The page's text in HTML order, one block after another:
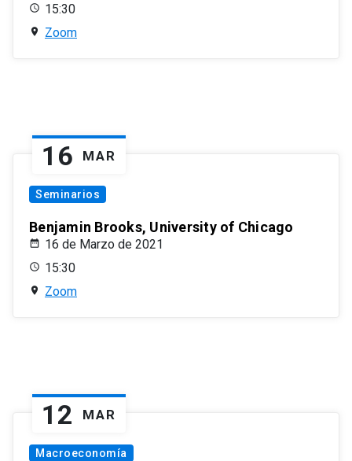
15:30
Zoom
16 MAR
Seminarios
Benjamin Brooks, University of Chicago
16 de Marzo de 2021
15:30
Zoom
12 MAR
Macroeconomía